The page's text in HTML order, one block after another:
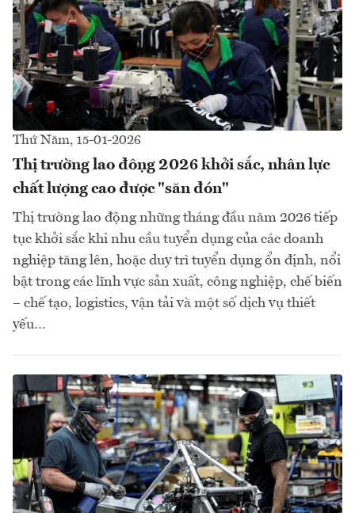
Thứ Năm, 15-01-2026
Thị trường lao động 2026 khởi sắc, nhân lực
chất lượng cao được "săn đón"
Thị trường lao động những tháng đầu năm 2026 tiếp
tục khởi sắc khi nhu cầu tuyển dụng của các doanh
nghiệp tăng lên, hoặc duy trì tuyển dụng ổn định, nổi
bật trong các lĩnh vực sản xuất, công nghiệp, chế biến
– chế tạo, logistics, vận tải và một số dịch vụ thiết
yếu…